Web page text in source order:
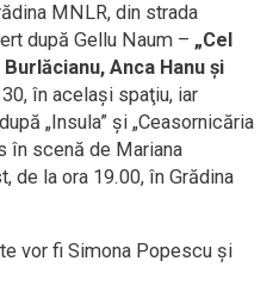
MNLR, din strada
după Gellu Naum – „Cel
Anca Hanu şi
în acelaşi spaţiu, iar
„Insula” şi „Ceasornicăria
în scenă de Mariana
de la ora 19.00, în Grădina
vor fi Simona Popescu şi